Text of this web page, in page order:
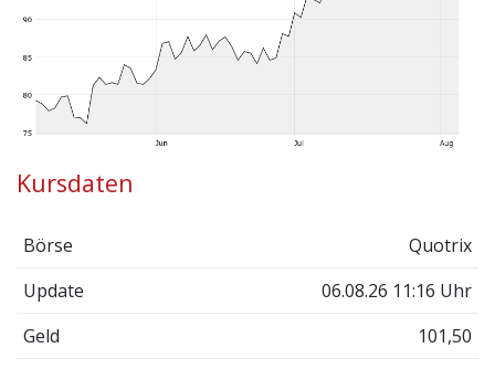
Kursdaten
Börse
Quotrix
Update
06.08.26 11:16 Uhr
Geld
101,50